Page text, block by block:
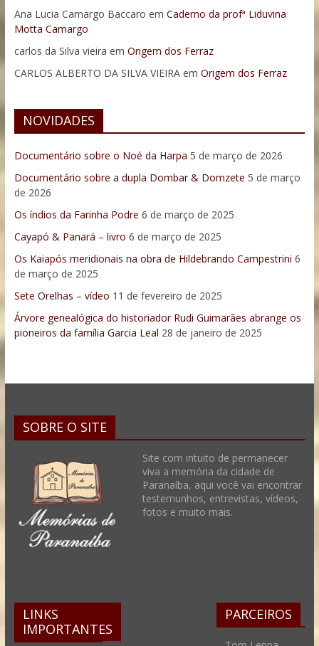
Ana Lucia Camargo Baccaro em Caderno da profª Liduvina
Motta Camargo
carlos da Silva vieira em Origem dos Ferraz
CARLOS ALBERTO DA SILVA VIEIRAem Origem dos Ferraz
NOVIDADES
Documentário sobre o Noé da Harpa 5 de março de 2026
Documentário sobre a dupla Dombar & Domzete 5 de março
de 2026
Os índios da Farinha Podre 6 de março de 2025
Cayapó & Panará – livro 6 de março de 2025
Os Kaiapós meridionais na obra de Hildebrando Campestrini 6
de março de 2025
Sete Orelhas – vídeo 11 de fevereiro de 2025
Árvore genealógica do historiador Rudi Guimarães abrange os
pioneiros da família Garcia Leal 28 de janeiro de 2025
SOBRE O SITE
Site com intuito de permanecer
viva a memória da cidade de
Paranaíba, aqui você vai encontrar
testemunhos, entrevistas, vídeos,
fotos e muito mais.
LINKS
IMPORTANTES
PARCEIROS